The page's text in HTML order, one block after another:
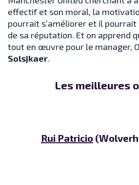
effectif et son moral, la
pourrait s’améliorer et il
de sa réputation. Et on apprend
tout en œuvre pour le manager,
Solsjkaer.
Les meilleures
Rui Patricio